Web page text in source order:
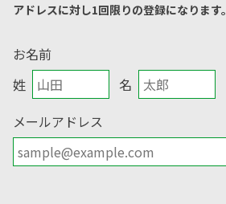
アドレスに対し1回限りの登録になります。
お名前
姓
名
メールアドレス